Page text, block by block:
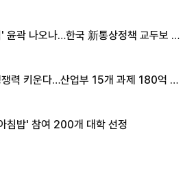
윤곽 나오나…한국 新통상정책 교두보 활
력 키운다…산업부 15개 과제 180억 지
침밥' 참여 200개 대학 선정